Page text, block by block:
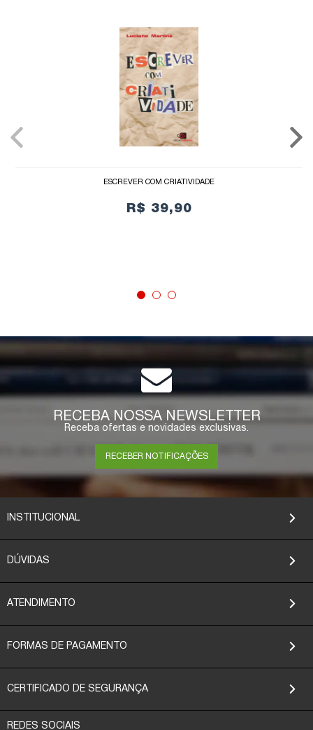
ESCREVER COM CRIATIVIDADE
R$ 39,90
COMPRAR
RECEBA NOSSA NEWSLETTER
Receba ofertas e novidades exclusivas.
RECEBER NOTIFICAÇÕES
INSTITUCIONAL
DÚVIDAS
ATENDIMENTO
FORMAS DE PAGAMENTO
CERTIFICADO DE SEGURANÇA